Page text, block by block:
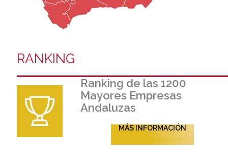
RANKING
Ranking de las 1200
Mayores Empresas
Andaluzas
MÁS INFORMACIÓN